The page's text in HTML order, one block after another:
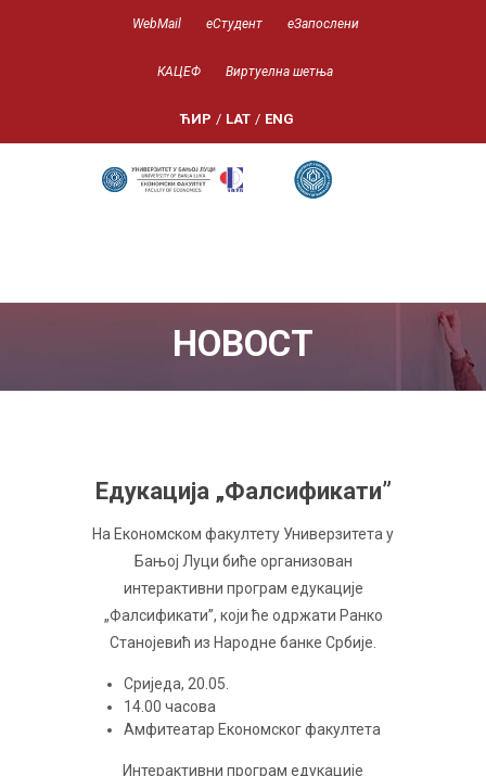
WebMail еСтудент еЗапослени
КАЦЕФ Виртуелна шетња
ЋИР / LAT / ENG
НОВОСТ
Едукација „Фалсификати”
На Економском факултету Универзитета у
Бањој Луци биће организован
интерактивни програм едукације
„Фалсификати”, који ће одржати Ранко
Станојевић из Народне банке Србије.
Сриједа, 20.05.
14.00 часова
Амфитеатар Економског факултета
Интерактивни програм едукације